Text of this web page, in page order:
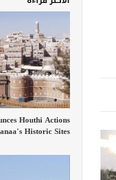
Houthi Actions
Historic Sites